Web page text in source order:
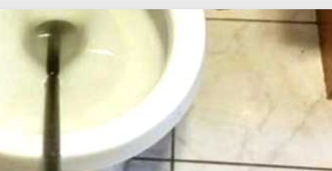
水
技
展，
以
水
公